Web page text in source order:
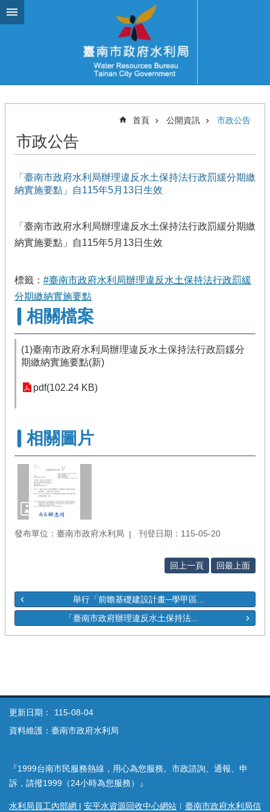
跳到主要內容區塊
首頁 公開資訊 市政公告
市政公告
「臺南市政府水利局辦理違反水土保持法行政罰緩分期繳
納實施要點」自115年5月13日生效
「臺南市政府水利局辦理違反水土保持法行政罰緩分期繳
納實施要點」自115年5月13日生效
標籤： #臺南市政府水利局辦理違反水土保持法行政罰緩
分期繳納實施要點
相關檔案
(1)臺南市政府水利局辦理違反水土保持法行政罰鍰分
期繳納實施要點(新)
pdf(102.24 KB)
相關圖片
發布單位：臺南市政府水利局 刊登日期：115-05-20
回上一頁 回最上面
舉行「前瞻基礎建設計畫─學甲區...
「臺南市政府辦理違反水土保持法...
更新日期：
115-08-04
資料維護：臺南市政府水利局
『1999台南市民服務熱線，用心為您服務。市政諮詢、通報、申
訴，請撥1999（24小時為您服務）』
水利局員工內部網 | 安平水資源回收中心網站 ︱ 臺南市政府水利局信